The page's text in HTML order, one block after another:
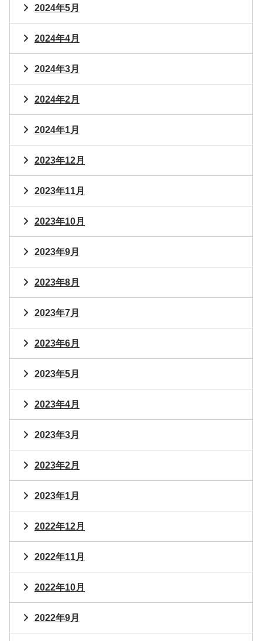
2024年5月
2024年4月
2024年3月
2024年2月
2024年1月
2023年12月
2023年11月
2023年10月
2023年9月
2023年8月
2023年7月
2023年6月
2023年5月
2023年4月
2023年3月
2023年2月
2023年1月
2022年12月
2022年11月
2022年10月
2022年9月